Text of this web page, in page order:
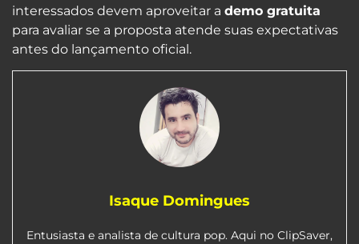
interessados devem aproveitar a demo gratuita
para avaliar se a proposta atende suas expectativas
antes do lançamento oficial.
Isaque Domingues
Entusiasta e analista de cultura pop. Aqui no ClipSaver,